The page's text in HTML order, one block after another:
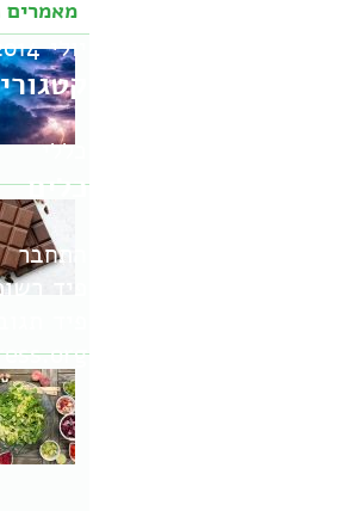
יולי 2014
כללי
כלים
התחבר
פיד
מאמרים